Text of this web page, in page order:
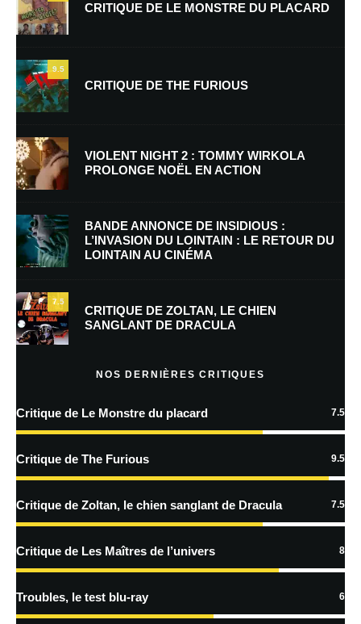
Nom*
E-mail *
Enregistrer mon nom, mon e-mail et mon site dans le navigateur pour
mon prochain commentaire.
plus sur la façon dont les données de vos commentaires sont
CRITIQUE DE LE MONSTRE DU PLACARD
9.5
CRITIQUE DE THE FURIOUS
VIOLENT NIGHT 2 : TOMMY WIRKOLA
PROLONGE NOËL EN ACTION
BANDE ANNONCE DE INSIDIOUS :
L’INVASION DU LOINTAIN : LE RETOUR DU
LOINTAIN AU CINÉMA
7.5
CRITIQUE DE ZOLTAN, LE CHIEN
SANGLANT DE DRACULA
NOS DERNIÈRES CRITIQUES
Critique de Le Monstre du placard 7.5
Critique de The Furious 9.5
Critique de Zoltan, le chien sanglant de Dracula 7.5
Critique de Les Maîtres de l’univers 8
Troubles, le test blu-ray 6